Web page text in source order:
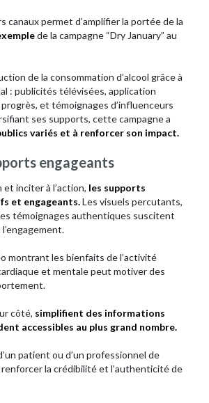
canaux permet d’amplifier la portée de la
de la campagne “Dry January” au
de la consommation d’alcool grâce à
: publicités télévisées, application
et témoignages d’influenceurs
ses supports, cette campagne a
variés et à renforcer son impact.
engageants
inciter à l’action, les supports
et engageants.Les visuels percutants,
témoignages authentiques suscitent
montrant les bienfaits de l’activité
et mentale peut motiver des
côté, simplifient des informations
accessibles au plus grand nombre.
patient ou d’un professionnel de
la crédibilité et l’authenticité de